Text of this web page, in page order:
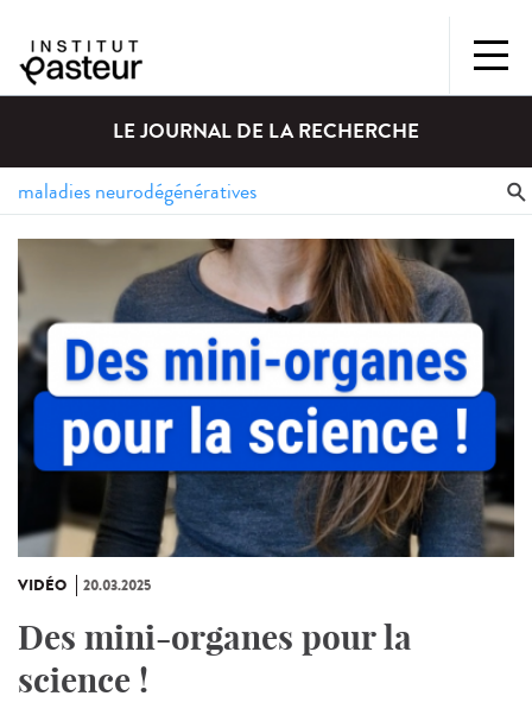
LE JOURNAL DE LA RECHERCHE
VIDÉO 20.03.2025
Des mini-organes pour la
science !